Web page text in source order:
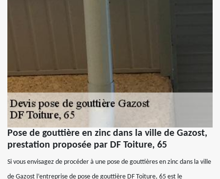
Pose de gouttière en zinc dans la ville de Gazost,
prestation proposée par DF Toiture, 65
Si vous envisagez de procéder à une pose de gouttières en zinc dans la ville
de Gazost l’entreprise de pose de gouttière DF Toiture, 65 est le